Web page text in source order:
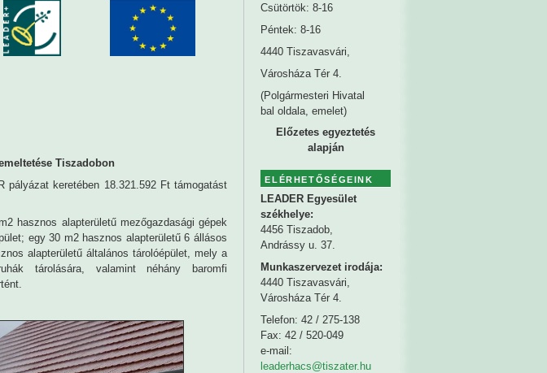
Tiszadobon
pályázat keretében 18.321.592 Ft támogatást
hasznos alapterületű mezőgazdasági gépek
egy 30 m2 hasznos alapterületű 6 állásos
alapterületű általános tárolóépület, mely a
tárolására, valamint néhány baromfi
Csütörtök: 8-16
Péntek: 8-16
4440 Tiszavasvári,
Városháza Tér 4.
(Polgármesteri Hivatal
bal oldala, emelet)
Előzetes egyeztetés
alapján
ELÉRHETŐSÉGEINK
LEADER Egyesület
székhelye:
4456 Tiszadob,
Andrássy u. 37.
Munkaszervezet irodája:
4440 Tiszavasvári,
Városháza Tér 4.
Telefon: 42 / 275-138
Fax: 42 / 520-049
e-mail:
leaderhacs@tiszater.hu